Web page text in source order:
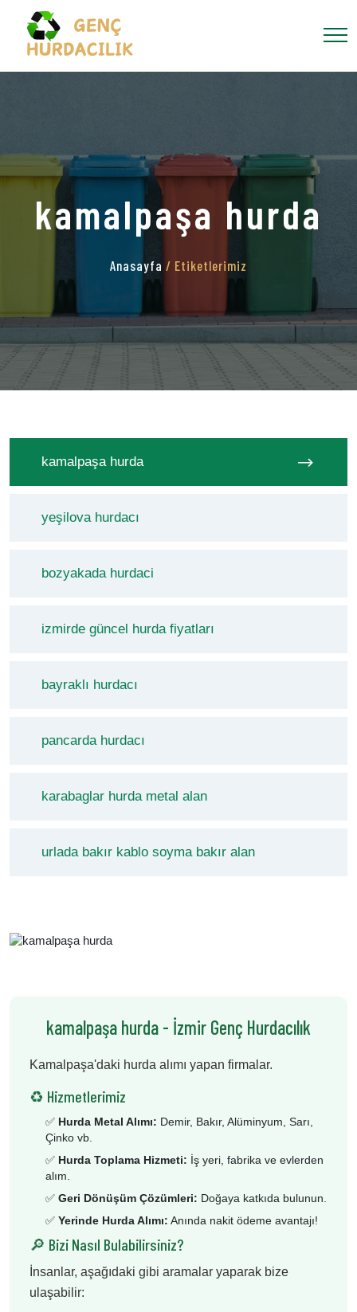
kamalpaşa hurda
Anasayfa / Etiketlerimiz
kamalpaşa hurda
yeşilova hurdacı
bozyakada hurdaci
izmirde güncel hurda fiyatları
bayraklı hurdacı
pancarda hurdacı
karabaglar hurda metal alan
urlada bakır kablo soyma bakır alan
kamalpaşa hurda - İzmir Genç Hurdacılık
Kamalpaşa'daki hurda alımı yapan firmalar.
♻️ Hizmetlerimiz
✅ Hurda Metal Alımı: Demir, Bakır, Alüminyum, Sarı,
Çinko vb.
✅ Hurda Toplama Hizmeti: İş yeri, fabrika ve evlerden
alım.
✅ Geri Dönüşüm Çözümleri: Doğaya katkıda bulunun.
✅ Yerinde Hurda Alımı: Anında nakit ödeme avantajı!
🔎 Bizi Nasıl Bulabilirsiniz?
İnsanlar, aşağıdaki gibi aramalar yaparak bize
ulaşabilir: